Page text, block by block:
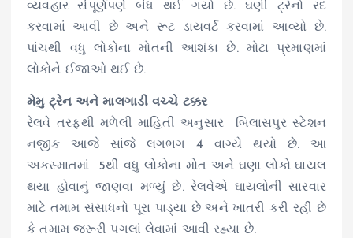
વ્યવહાર સંપૂર્ણપણે બંધ થઈ ગયો છે. ઘણી ટ્રેનો રદ
કરવામાં આવી છે અને રૂટ ડાયવર્ટ કરવામાં આવ્યો છે.
પાંચથી વધુ લોકોના મોતની આશંકા છે. મોટા પ્રમાણમાં
લોકોને ઈજાઓ થઈ છે.
મેમુ ટ્રેન અને માલગાડી વચ્ચે ટક્કર
રેલવે તરફથી મળેલી માહિતી અનુસાર બિલાસપુર સ્ટેશન
નજીક આજે સાંજે લગભગ 4 વાગ્યે થયો છે. આ
અકસ્માતમાં 5થી વધુ લોકોના મોત અને ઘણા લોકો ઘાયલ
થયા હોવાનું જાણવા મળ્યું છે. રેલવેએ ઘાયલોની સારવાર
માટે તમામ સંસાધનો પૂરા પાડ્યા છે અને ખાતરી કરી રહી છે
કે તમામ જરૂરી પગલાં લેવામાં આવી રહ્યા છે.